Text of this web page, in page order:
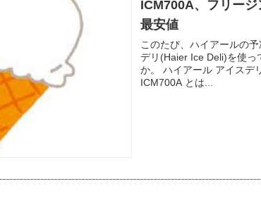
ICM700A、フリージ
最安値
このたび、ハイアールの
デリ(Haier Ice Deli)を使ってみました。 どんな
か。 ハイアール アイスデ
ICM700A とは...